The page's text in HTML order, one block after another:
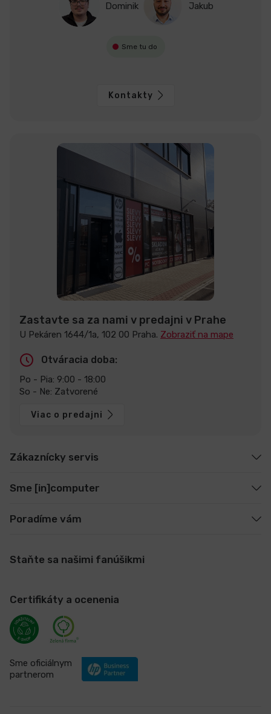
Dominik Jakub
Sme tu do
Kontakty
Zastavte sa za nami v predajni v Prahe
U Pekáren 1644/1a, 102 00 Praha. Zobraziť na mape
Otváracia doba:
Po - Pia: 9:00 - 18:00
So - Ne: Zatvorené
Viac o predajni
Zákaznícky servis
Sme [in]computer
Poradíme vám
Staňte sa našimi fanúšikmi
Certifikáty a ocenenia
Sme oficiálnym
partnerom